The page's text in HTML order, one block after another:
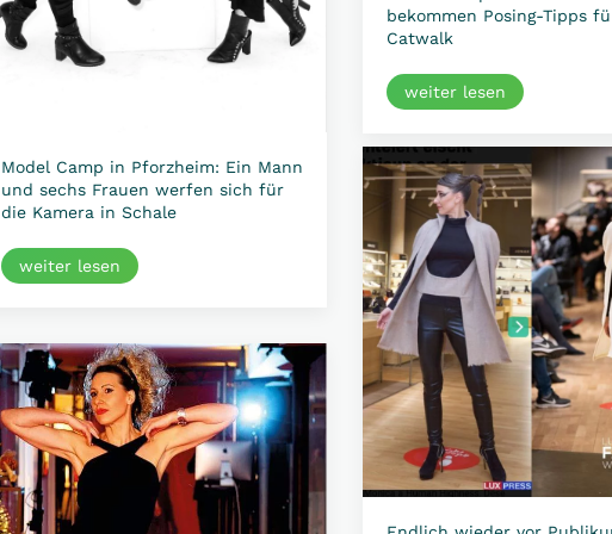
Model Camp in Pforzheim: Ein Mann
und sechs Frauen werfen sich für
die Kamera in Schale
weiter lesen
bekommen Posing-Tipps
Catwalk
weiter lesen